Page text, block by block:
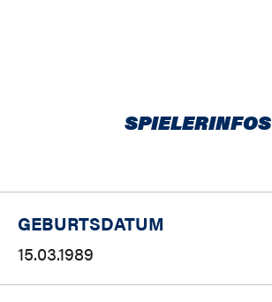
SPIELERINFOS
GEBURTSDATUM
15.03.1989